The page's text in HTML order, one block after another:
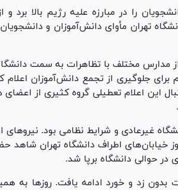
را در مبارزه علیه رژیم بالا برد و
تهران مأوای دانش‌آموزان و
مدارس مختلف با تظاهرات به سمت
برای جلوگیری از تجمع دانش‌آموزان اعلام
این اعلام تعطیلی گروه کثیری از اعضای
غیرعادی و شرایط نظامی بود. نیروهای
خیابان‌های اطراف دانشگاه تهران شاهد
در حوالی دانشگاه برپا شد.
نیز تظاهرات بدون زد و خورد ادامه یافت.